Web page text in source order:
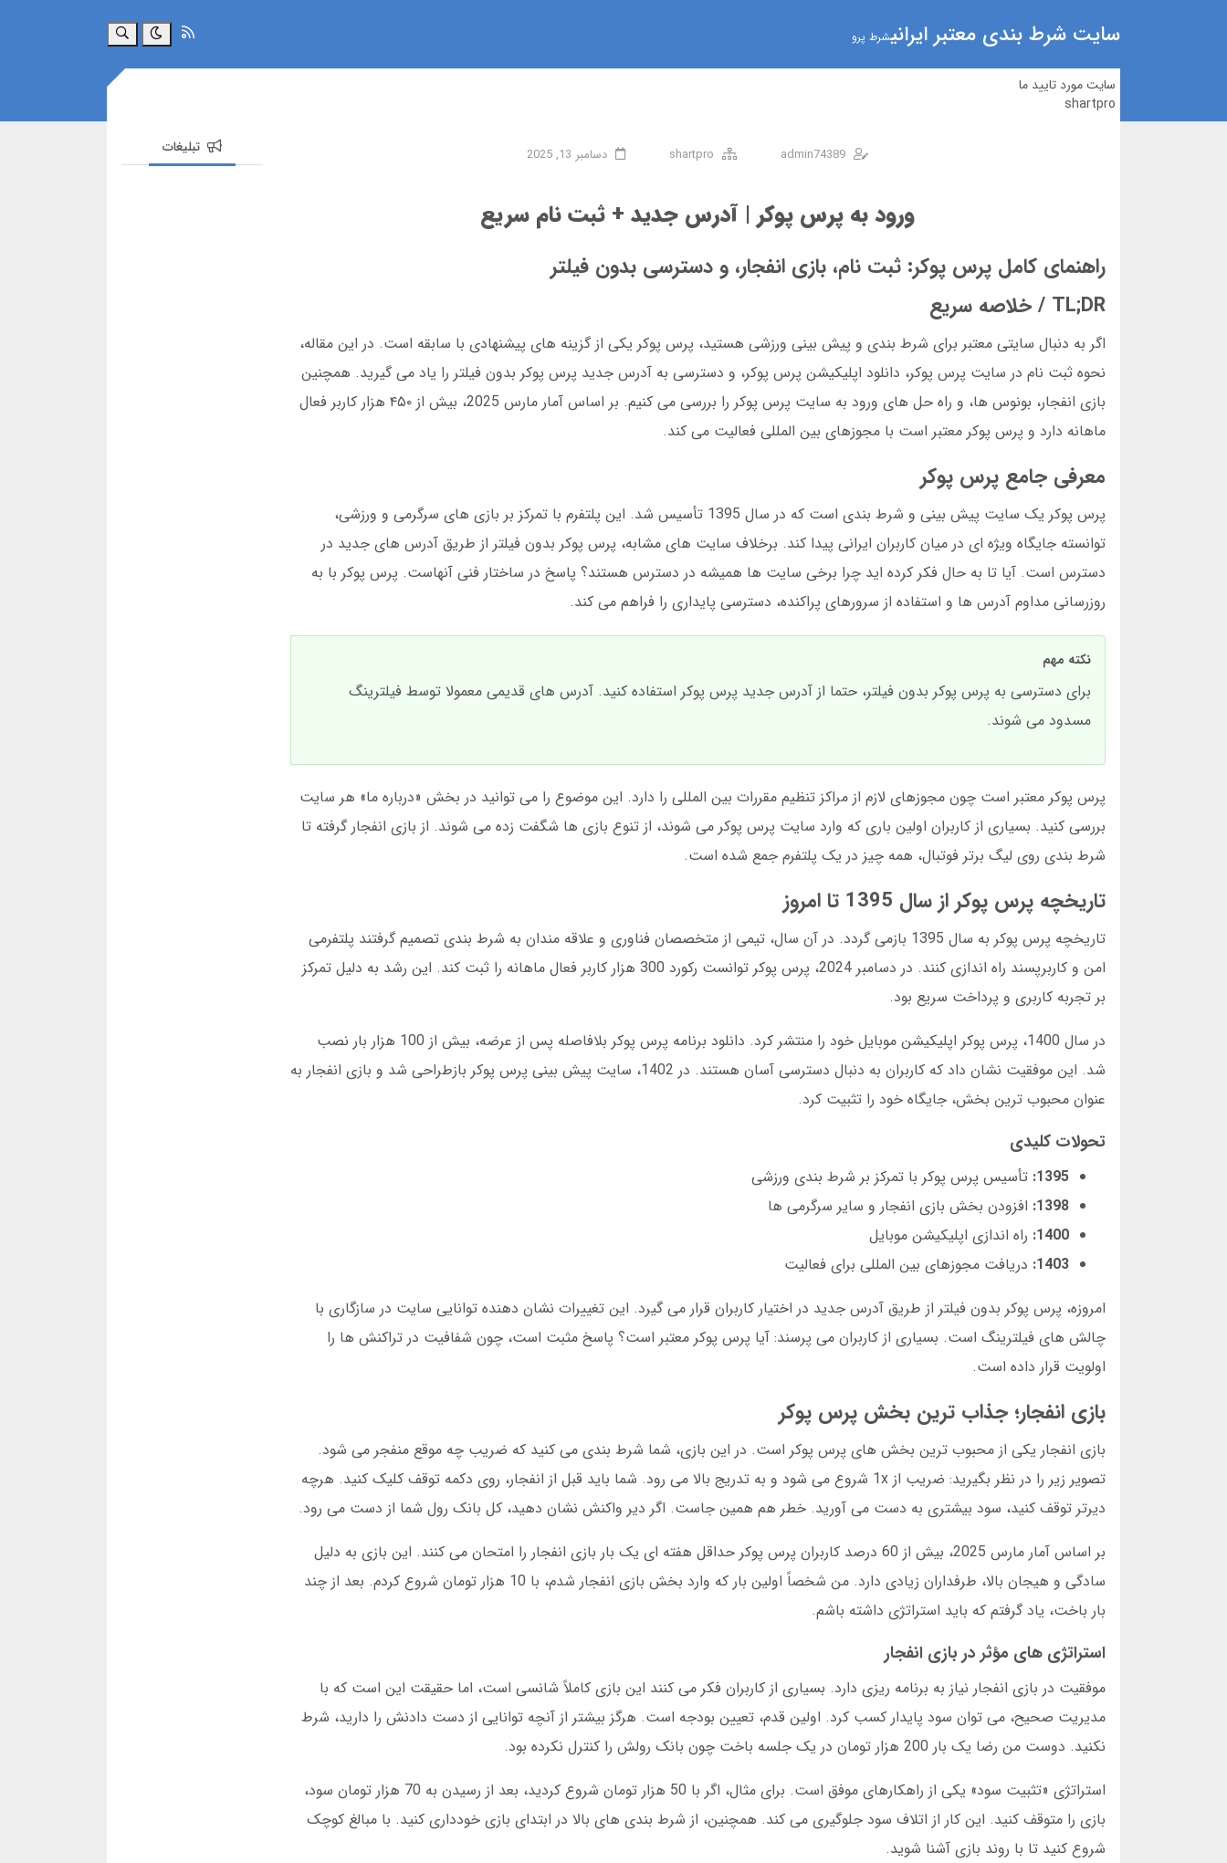
سایت شرط بندی معتبر ایرانیشرط پرو جستجو
سایت مورد تایید ما
shartpro
admin74389
shartpro دسامبر 13, 2025
ورود به پرس پوکر | آدرس جدید + ثبت نام سریع
راهنمای کامل پرس پوکر: ثبت نام، بازی انفجار، و دسترسی بدون فیلتر
TL;DR / خلاصه سریع
اگر به دنبال سایتی معتبر برای شرط بندی و پیش بینی ورزشی هستید، پرس پوکر یکی از گزینه های پیشنهادی با سابقه است. در این مقاله،
نحوه ثبت نام در سایت پرس پوکر، دانلود اپلیکیشن پرس پوکر، و دسترسی به آدرس جدید پرس پوکر بدون فیلتر را یاد می گیرید. همچنین
بازی انفجار، بونوس ها، و راه حل های ورود به سایت پرس پوکر را بررسی می کنیم. بر اساس آمار مارس 2025، بیش از ۴۵۰ هزار کاربر فعال
ماهانه دارد و پرس پوکر معتبر است با مجوزهای بین المللی فعالیت می کند.
معرفی جامع پرس پوکر
پرس پوکر یک سایت پیش بینی و شرط بندی است که در سال 1395 تأسیس شد. این پلتفرم با تمرکز بر بازی های سرگرمی و ورزشی،
توانسته جایگاه ویژه ای در میان کاربران ایرانی پیدا کند. برخلاف سایت های مشابه، پرس پوکر بدون فیلتر از طریق آدرس های جدید در
دسترس است. آیا تا به حال فکر کرده اید چرا برخی سایت ها همیشه در دسترس هستند؟ پاسخ در ساختار فنی آنهاست. پرس پوکر با به
روزرسانی مداوم آدرس ها و استفاده از سرورهای پراکنده، دسترسی پایداری را فراهم می کند.
نکته مهم
برای دسترسی به پرس پوکر بدون فیلتر، حتما از آدرس جدید پرس پوکر استفاده کنید. آدرس های قدیمی معمولا توسط فیلترینگ
مسدود می شوند.
پرس پوکر معتبر است چون مجوزهای لازم از مراکز تنظیم مقررات بین المللی را دارد. این موضوع را می توانید در بخش «درباره ما» هر سایت
بررسی کنید. بسیاری از کاربران اولین باری که وارد سایت پرس پوکر می شوند، از تنوع بازی ها شگفت زده می شوند. از بازی انفجار گرفته تا
شرط بندی روی لیگ برتر فوتبال، همه چیز در یک پلتفرم جمع شده است.
تاریخچه پرس پوکر از سال 1395 تا امروز
تاریخچه پرس پوکر به سال 1395 بازمی گردد. در آن سال، تیمی از متخصصان فناوری و علاقه مندان به شرط بندی تصمیم گرفتند پلتفرمی
امن و کاربرپسند راه اندازی کنند. در دسامبر 2024، پرس پوکر توانست رکورد 300 هزار کاربر فعال ماهانه را ثبت کند. این رشد به دلیل تمرکز
بر تجربه کاربری و پرداخت سریع بود.
در سال 1400، پرس پوکر اپلیکیشن موبایل خود را منتشر کرد. دانلود برنامه پرس پوکر بلافاصله پس از عرضه، بیش از 100 هزار بار نصب
شد. این موفقیت نشان داد که کاربران به دنبال دسترسی آسان هستند. در 1402، سایت پیش بینی پرس پوکر بازطراحی شد و بازی انفجار به
عنوان محبوب ترین بخش، جایگاه خود را تثبیت کرد.
تحولات کلیدی
1395: تأسیس پرس پوکر با تمرکز بر شرط بندی ورزشی
1398: افزودن بخش بازی انفجار و سایر سرگرمی ها
1400: راه اندازی اپلیکیشن موبایل
1403: دریافت مجوزهای بین المللی برای فعالیت
امروزه، پرس پوکر بدون فیلتر از طریق آدرس جدید در اختیار کاربران قرار می گیرد. این تغییرات نشان دهنده توانایی سایت در سازگاری با
چالش های فیلترینگ است. بسیاری از کاربران می پرسند: آیا پرس پوکر معتبر است؟ پاسخ مثبت است، چون شفافیت در تراکنش ها را
اولویت قرار داده است.
بازی انفجار؛ جذاب ترین بخش پرس پوکر
بازی انفجار یکی از محبوب ترین بخش های پرس پوکر است. در این بازی، شما شرط بندی می کنید که ضریب چه موقع منفجر می شود.
تصویر زیر را در نظر بگیرید: ضریب از 1x شروع می شود و به تدریج بالا می رود. شما باید قبل از انفجار، روی دکمه توقف کلیک کنید. هرچه
دیرتر توقف کنید، سود بیشتری به دست می آورید. خطر هم همین جاست. اگر دیر واکنش نشان دهید، کل بانک رول شما از دست می رود.
بر اساس آمار مارس 2025، بیش از 60 درصد کاربران پرس پوکر حداقل هفته ای یک بار بازی انفجار را امتحان می کنند. این بازی به دلیل
سادگی و هیجان بالا، طرفداران زیادی دارد. من شخصاً اولین بار که وارد بخش بازی انفجار شدم، با 10 هزار تومان شروع کردم. بعد از چند
بار باخت، یاد گرفتم که باید استراتژی داشته باشم.
استراتژی های مؤثر در بازی انفجار
موفقیت در بازی انفجار نیاز به برنامه ریزی دارد. بسیاری از کاربران فکر می کنند این بازی کاملاً شانسی است، اما حقیقت این است که با
مدیریت صحیح، می توان سود پایدار کسب کرد. اولین قدم، تعیین بودجه است. هرگز بیشتر از آنچه توانایی از دست دادنش را دارید، شرط
نکنید. دوست من رضا یک بار 200 هزار تومان در یک جلسه باخت چون بانک رولش را کنترل نکرده بود.
استراتژی «تثبیت سود» یکی از راهکارهای موفق است. برای مثال، اگر با 50 هزار تومان شروع کردید، بعد از رسیدن به 70 هزار تومان سود،
بازی را متوقف کنید. این کار از اتلاف سود جلوگیری می کند. همچنین، از شرط بندی های بالا در ابتدای بازی خودداری کنید. با مبالغ کوچک
شروع کنید تا با روند بازی آشنا شوید.
تبلیغات